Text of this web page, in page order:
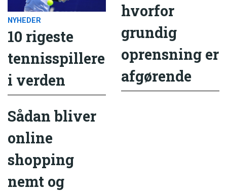
NYHEDER
10 rigeste
tennisspillere
i verden
hvorfor
grundig
oprensning er
afgørende
Sådan bliver
online
shopping
nemt og